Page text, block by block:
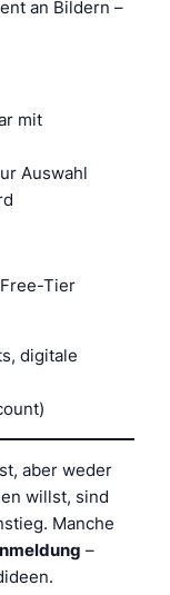
an Bildern –
mit
Auswahl
Tier
digitale
aber weder
willst, sind
Manche
–